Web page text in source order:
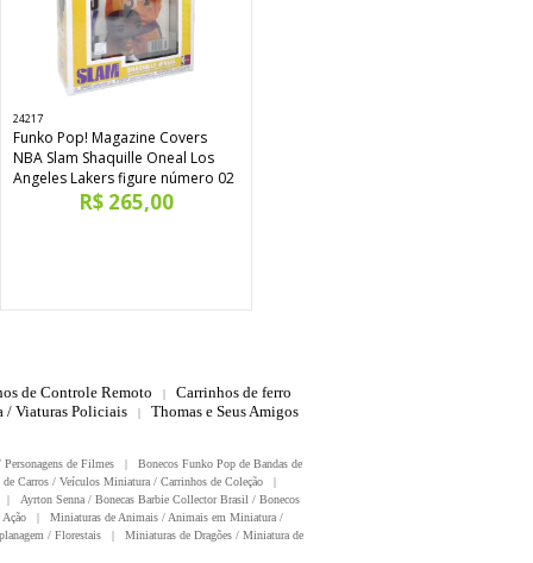
24217
Funko Pop! Magazine Covers
NBA Slam Shaquille Oneal Los
Angeles Lakers figure número 02
R$ 265,00
de Controle Remoto |
Carrinhos de ferro
/ Viaturas Policiais |
Thomas e Seus Amigos
de Filmes |
Bonecos Funko Pop de Bandas de
Carros / Veículos Miniatura / Carrinhos de Coleção
|
|
Ayrton Senna / Bonecas Barbie Collector Brasil / Bonecos
|
Miniaturas de Animais / Animais em Miniatura /
/ Florestais |
Miniaturas de Dragões / Miniatura de